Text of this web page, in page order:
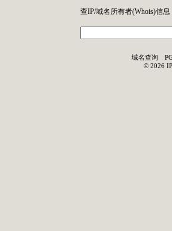
查IP/域名所有者(Whois)信息
域名查询
© 2026